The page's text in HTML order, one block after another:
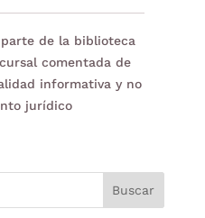
de la biblioteca
comentada de
informativa y no
jurídico